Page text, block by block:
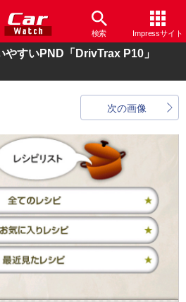
検索 Impressサイト
すいPND「DrivTrax P10」
次の画像